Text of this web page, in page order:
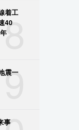
8
着工
40
9
震一
事